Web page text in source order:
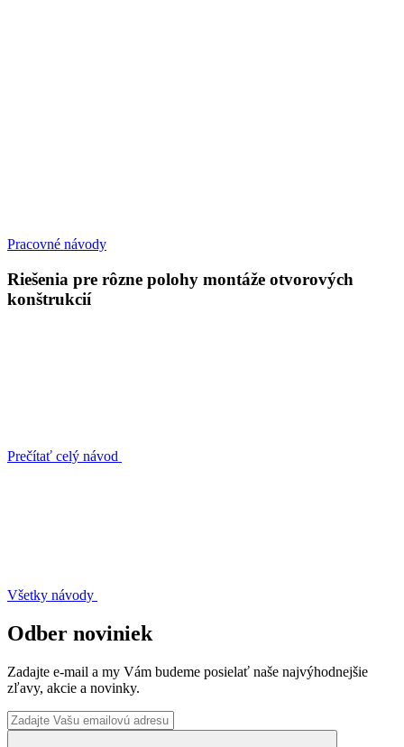
Pracovné návody
Riešenia pre rôzne polohy montáže otvorových
konštrukcií
Prečítať celý návod
Všetky návody
Odber noviniek
Zadajte e-mail a my Vám budeme posielať naše najvýhodnejšie
zľavy, akcie a novinky.